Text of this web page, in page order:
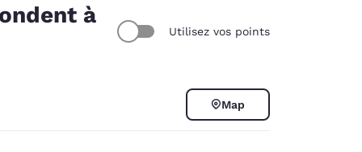
à
Utilisez vos points
Map